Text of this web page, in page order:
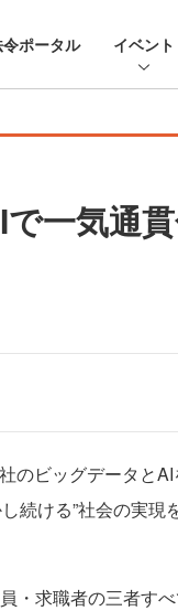
令ポータル イベント
で一気
ビッグデータと
続ける”社会の実
・求職者の三者す